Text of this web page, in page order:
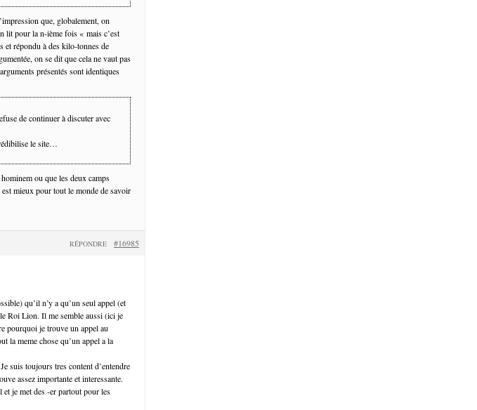
que, globalement, on
lit pour la n-ième fois « mais c’est
et répondu à des kilo-tonnes de
on se dit que cela ne vaut pas
présentés sont identiques
de continuer à discuter avec
le site…
ou que les deux camps
mieux pour tout le monde de savoir
#16985
RÉPONDRE
qu’il n’y a qu’un seul appel (et
Roi Lion. Il me semble aussi (ici je
pourquoi je trouve un appel au
la meme chose qu’un appel a la
suis toujours tres content d’entendre
assez importante et interessante.
et je met des -er partout pour les